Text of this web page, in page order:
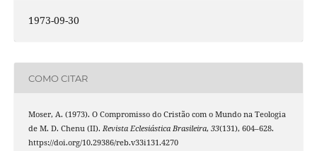
1973-09-30
COMO CITAR
Moser, A. (1973). O Compromisso do Cristão com o Mundo na Teologia
de M. D. Chenu (II). Revista Eclesiástica Brasileira, 33(131), 604–628.
https://doi.org/10.29386/reb.v33i131.4270